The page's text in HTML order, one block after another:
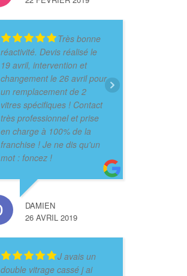
Très bonne
réactivité. Devis réalisé le
19 avril, intervention et
changement le 26 avril pour
un remplacement de 2
vitres spécifiques ! Contact
très professionnel et prise
en charge à 100% de la
franchise ! Je ne dis qu'un
mot : foncez !
DAMIEN
26 AVRIL 2019
J avais un
double vitrage cassé j ai